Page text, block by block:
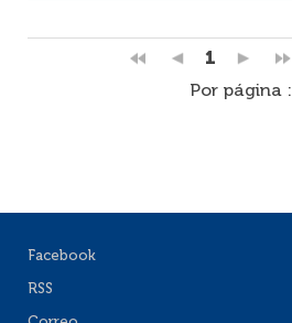
1
Por página :
Facebook
RSS